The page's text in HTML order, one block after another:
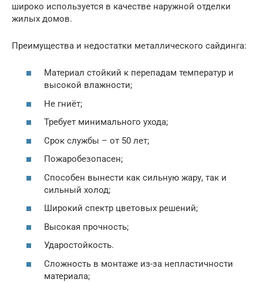
широко используется в качестве наружной отделки
жилых домов.
Преимущества и недостатки металлического сайдинга:
Материал стойкий к перепадам температур и
высокой влажности;
Не гниёт;
Требует минимального ухода;
Срок службы – от 50 лет;
Пожаробезопасен;
Способен вынести как сильную жару, так и
сильный холод;
Широкий спектр цветовых решений;
Высокая прочность;
Ударостойкость.
Сложность в монтаже из-за непластичности
материала;